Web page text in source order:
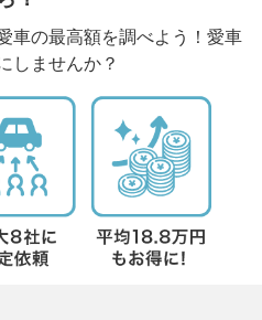
車の最高額を調べよう！愛車
しませんか？